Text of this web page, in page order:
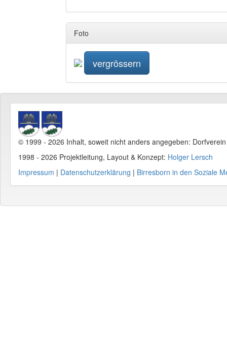
Foto
vergrössern
© 1999 - 2026 Inhalt, soweit nicht anders angegeben:
1998 - 2026 Projektleitung, Layout & Konzept: Holger Lersch
Impressum | Datenschutzerklärung | Birresborn in den Soziale